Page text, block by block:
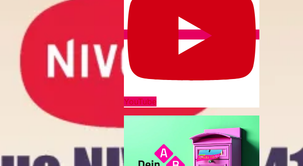
YouTube